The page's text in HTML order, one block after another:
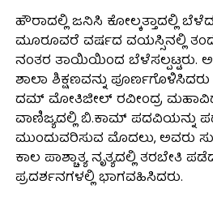
ಹೌರಾದಲ್ಲಿ ಜನಿಸಿ ಕೋಲ್ಕತ್ತಾದಲ್ಲಿ
ಮೂರೂವರೆ ವರ್ಷದ ವಯಸ್ಸಿನಲ್ಲಿ
ನಂತರ ತಾಯಿಯಿಂದ ಬೆಳೆಸಲ್ಪಟ್ಟರು.
ಶಾಲಾ ಶಿಕ್ಷಣವನ್ನು
ದಮ್ ಮೋತಿಜೀಲ್ ರವೀಂದ್ರ
ವಾಣಿಜ್ಯದಲ್ಲಿ ಬಿ.ಕಾಮ್ ಪದವಿಯನ್ನು
ಮುಂದುವರಿಸುವ ಮೊದಲು, ಅವರು
ಕಾಲ ಪಾಶ್ಚಾತ್ಯ ನೃತ್ಯದಲ್ಲಿ ತರಬೇತಿ
ಪ್ರದರ್ಶನಗಳಲ್ಲಿ ಭಾಗವಹಿಸಿದರು.